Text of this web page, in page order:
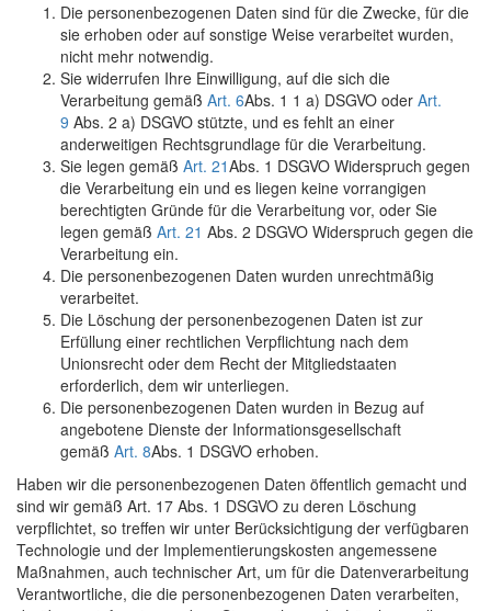
Die personenbezogenen Daten sind für die Zwecke, für die
sie erhoben oder auf sonstige Weise verarbeitet wurden,
nicht mehr notwendig.
Sie widerrufen Ihre Einwilligung, auf die sich die
Verarbeitung gemäß Art. 6Abs. 1 1 a) DSGVO oder Art.
9 Abs. 2 a) DSGVO stützte, und es fehlt an einer
anderweitigen Rechtsgrundlage für die Verarbeitung.
Sie legen gemäß Art. 21Abs. 1 DSGVO Widerspruch gegen
die Verarbeitung ein und es liegen keine vorrangigen
berechtigten Gründe für die Verarbeitung vor, oder Sie
legen gemäß Art. 21 Abs. 2 DSGVO Widerspruch gegen die
Verarbeitung ein.
Die personenbezogenen Daten wurden unrechtmäßig
verarbeitet.
Die Löschung der personenbezogenen Daten ist zur
Erfüllung einer rechtlichen Verpflichtung nach dem
Unionsrecht oder dem Recht der Mitgliedstaaten
erforderlich, dem wir unterliegen.
Die personenbezogenen Daten wurden in Bezug auf
angebotene Dienste der Informationsgesellschaft
gemäß Art. 8Abs. 1 DSGVO erhoben.
Haben wir die personenbezogenen Daten öffentlich gemacht und
sind wir gemäß Art. 17 Abs. 1 DSGVO zu deren Löschung
verpflichtet, so treffen wir unter Berücksichtigung der verfügbaren
Technologie und der Implementierungskosten angemessene
Maßnahmen, auch technischer Art, um für die Datenverarbeitung
Verantwortliche, die die personenbezogenen Daten verarbeiten,